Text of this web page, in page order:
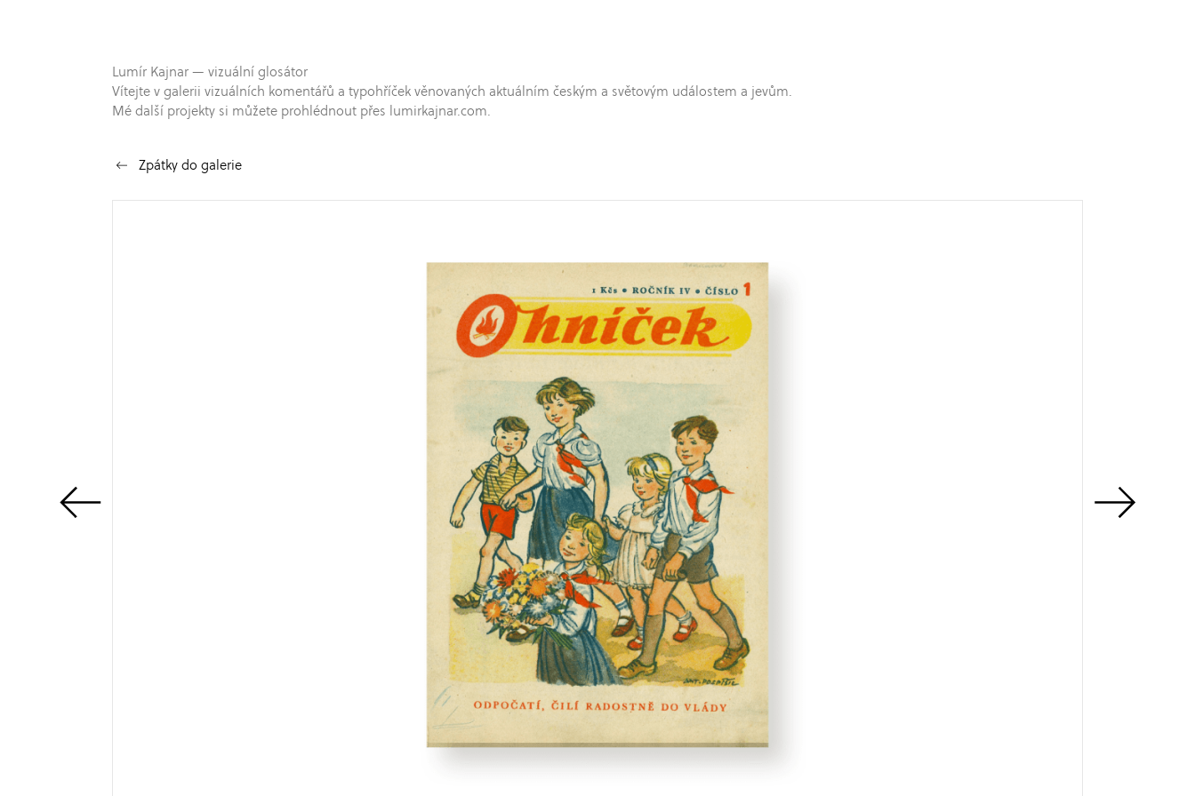
Lumír Kajnar — vizuální glosátor
Vítejte v galerii vizuálních komentářů a typohříček věnovaných aktuálním českým a světovým událostem a jevům.
Mé další projekty si můžete prohlédnout přes lumirkajnar.com.
Zpátky do galerie